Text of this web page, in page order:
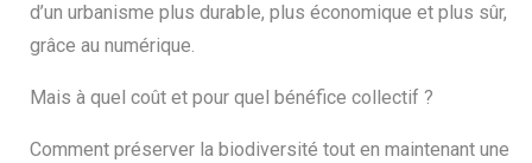
d’un urbanisme plus durable, plus économique et plus sûr,
grâce au numérique.
Mais à quel coût et pour quel bénéfice collectif ?
Comment préserver la biodiversité tout en maintenant une